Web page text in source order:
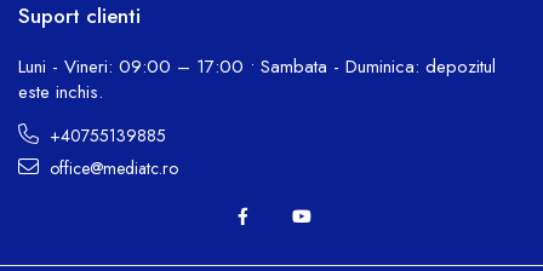
Suport clienti
Luni - Vineri: 09:00 – 17:00 • Sambata - Duminica: depozitul
este inchis.
+40755139885
office@mediatc.ro